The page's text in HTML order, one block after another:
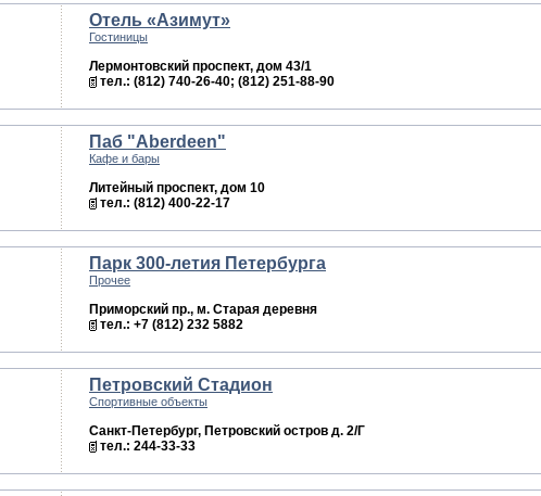
Отель «Азимут»
Гостиницы
Лермонтовский проспект, дом 43/1
тел.: (812) 740-26-40; (812) 251-88-90
Паб "Aberdeen"
Кафе и бары
Литейный проспект, дом 10
тел.: (812) 400-22-17
Парк 300-летия Петербурга
Прочее
Приморский пр., м. Старая деревня
тел.: +7 (812) 232 5882
Петровский Стадион
Спортивные объекты
Санкт-Петербург, Петровский остров д. 2/Г
тел.: 244-33-33